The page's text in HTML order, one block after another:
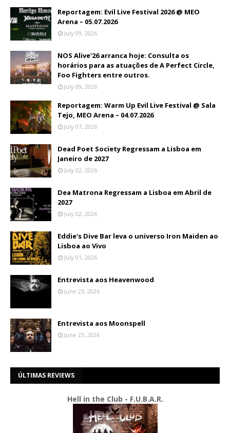
Reportagem: Evil Live Festival 2026 @ MEO
Arena – 05.07.2026
July 09, 2026
NOS Alive'26 arranca hoje: Consulta os
horários para as atuações de A Perfect Circle,
Foo Fighters entre outros.
July 09, 2026
Reportagem: Warm Up Evil Live Festival @ Sala
Tejo, MEO Arena – 04.07.2026
July 07, 2026
Dead Poet Society Regressam a Lisboa em
Janeiro de 2027
July 02, 2026
Dea Matrona Regressam a Lisboa em Abril de
2027
July 02, 2026
Eddie's Dive Bar leva o universo Iron Maiden ao
Lisboa ao Vivo
July 01, 2026
Entrevista aos Heavenwood
June 23, 2026
Entrevista aos Moonspell
June 23, 2026
ÚLTIMAS REVIEWS
Hell in the Club - F.U.B.A.R.